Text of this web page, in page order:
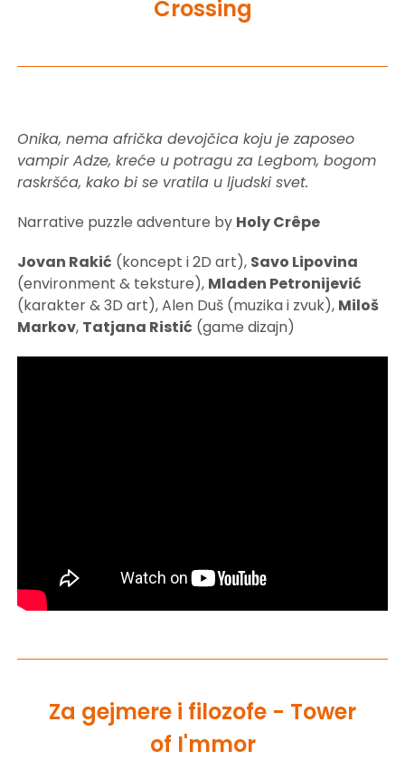
Crossing
Onika, nema afrička devojčica koju je zaposeo
vampir Adze, kreće u potragu za Legbom, bogom
raskršća, kako bi se vratila u ljudski svet.
Narrative puzzle adventure by Holy Crêpe
Jovan Rakić (koncept i 2D art), Savo Lipovina
(environment & teksture), Mladen Petronijević
(karakter & 3D art), Alen Duš (muzika i zvuk), Miloš
Markov, Tatjana Ristić (game dizajn)
Za gejmere i filozofe - Tower
of I'mmor